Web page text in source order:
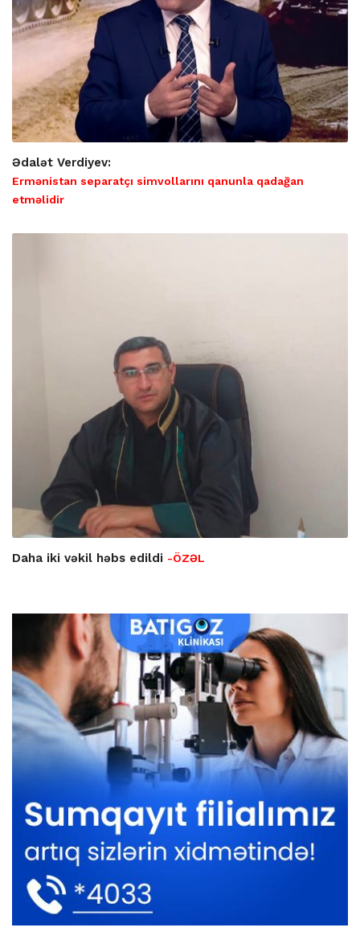
Ədalət Verdiyev:
Ermənistan separatçı simvollarını qanunla qadağan
etməlidir
Daha iki vəkil həbs edildi -ÖZƏL